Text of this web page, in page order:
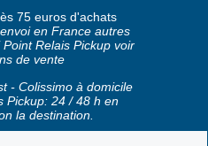
75 euros d'achats
en France autres
Relais Pickup voir
de vente
- Colissimo à domicile
Pickup: 24 / 48 h en
la destination.